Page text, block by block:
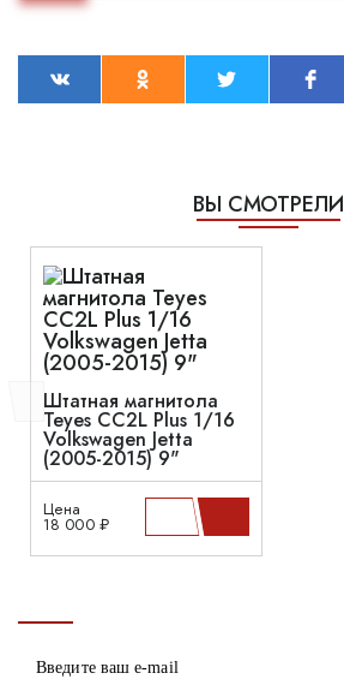
ВЫ СМОТРЕЛИ
Штатная магнитола
Teyes CC2L Plus 1/16
Volkswagen Jetta
(2005-2015) 9"
Цена
18 000 ₽